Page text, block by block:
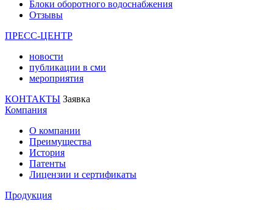
Блоки оборотного водоснабжения
Отзывы
ПРЕСС-ЦЕНТР
новости
публикации в сми
мероприятия
КОНТАКТЫ Заявка
Компания
О компании
Преимущества
История
Патенты
Лицензии и сертификаты
Продукция